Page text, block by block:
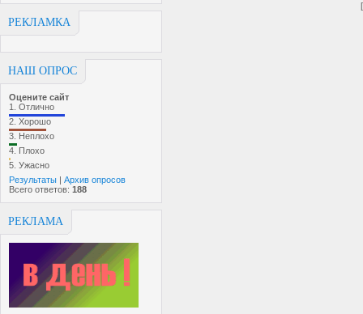
РЕКЛАМКА
НАШ ОПРОС
Оцените сайт
1. Отлично
2. Хорошо
3. Неплохо
4. Плохо
5. Ужасно
Результаты | Архив опросов
Всего ответов: 188
РЕКЛАМА